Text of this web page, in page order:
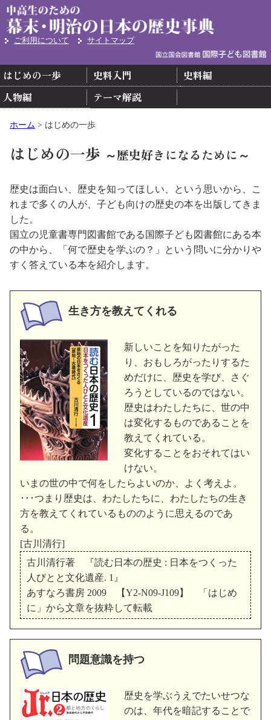
ご利用について サイトマップ
ホーム > はじめの一歩
はじめの一歩 ～歴史好きになるために～
歴史は面白い、歴史を知ってほしい、という思いから、こ
れまで多くの人が、子ども向けの歴史の本を出版してきま
した。
国立の児童書専門図書館である国際子ども図書館にある本
の中から、「何で歴史を学ぶの？」という問いに分かりや
すく答えている本を紹介します。
生き方を教えてくれる
新しいことを知りたがった
り、おもしろがったりするた
めだけに、歴史を学び、さぐ
ろうとしているのではない。
歴史はわたしたちに、世の中
は変化するものであることを
教えてくれている。
変化することをおそれてはい
けない。
いまの世の中で何をしたらよいのか、よく考えよ。
･･･つまり歴史は、わたしたちに、わたしたちの生き
方を教えてくれているもののように思えるのであ
る。
[古川清行]
古川清行著 『読む日本の歴史 : 日本をつくった
人びとと文化遺産. 1』
あすなろ書房 2009 【Y2-N09-J109】 「はじめ
に」から文章を抜粋して転載
問題意識を持つ
歴史を学ぶうえでたいせつな
のは、年代を暗記することで